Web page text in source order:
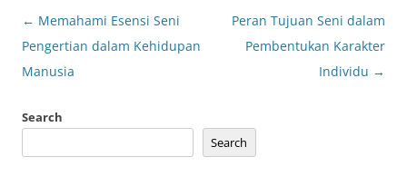
Post
navigation
← Memahami Esensi Seni
Pengertian dalam Kehidupan
Manusia
Peran Tujuan Seni dalam
Pembentukan Karakter
Individu →
Search
Search